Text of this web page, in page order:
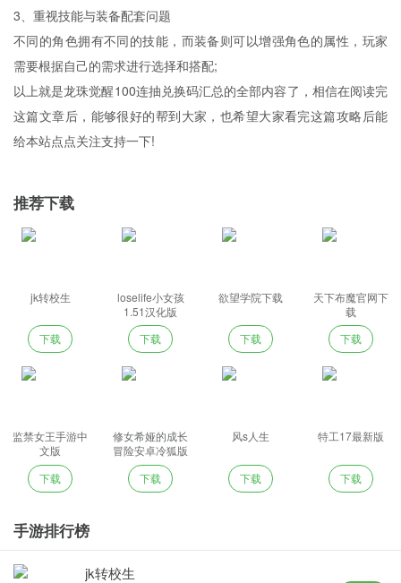
3、重视技能与装备配套问题
不同的角色拥有不同的技能，而装备则可以增强角色的属性，玩家
需要根据自己的需求进行选择和搭配;
以上就是龙珠觉醒100连抽兑换码汇总的全部内容了，相信在阅读完
这篇文章后，能够很好的帮到大家，也希望大家看完这篇攻略后能
给本站点点关注支持一下!
推荐下载
jk转校生
下载
loselife小女孩
1.51汉化版
下载
欲望学院下载
下载
天下布魔官网下
载
下载
监禁女王手游中
文版
下载
修女希娅的成长
冒险安卓冷狐版
下载
风s人生
下载
特工17最新版
下载
手游排行榜
jk转校生